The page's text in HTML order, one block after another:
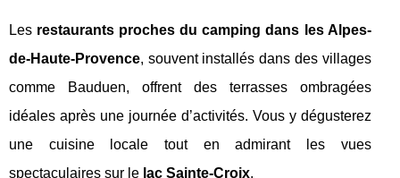
Les restaurants proches du camping dans les Alpes-
de-Haute-Provence, souvent installés dans des villages
comme Bauduen, offrent des terrasses ombragées
idéales après une journée d’activités. Vous y dégusterez
une cuisine locale tout en admirant les vues
spectaculaires sur le lac Sainte-Croix.